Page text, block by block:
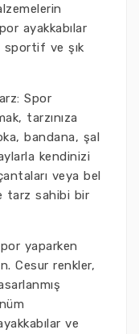
ayakkabılar
ve şık
Spor
tarzınıza
bandana, şal
kendinizi
veya bel
tarz sahibi bir
yaparken
Cesur renkler,
ve